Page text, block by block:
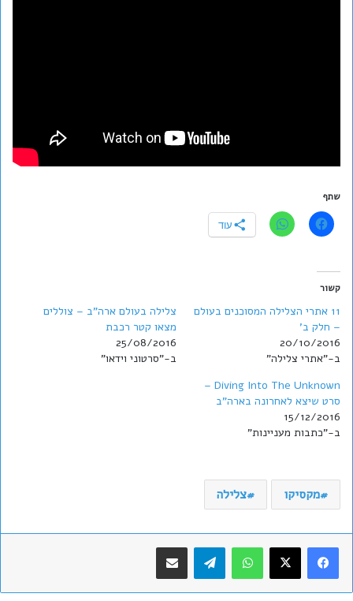
שתף
עוד
קשור
11 אתרי הצלילה המסוכנים בעולם
– חלק ב'
20/10/2016
ב-"אתרי צלילה"
צלילה בעולם ארה"ב – צוללים
מצאו קטר רכבת
25/08/2016
ב-"סרטוני וידאו"
Diving Into The Unknown –
סרט שיצא לאחרונה בארה"ב
15/12/2016
ב-"כתבות מעניינות"
מקסיקו צלילה
WhatsApp
Telegramשתף במייל